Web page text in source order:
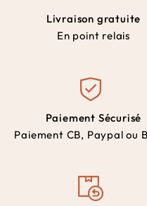
Livraison gratuite
En point relais
Paiement Sécurisé
Paiement CB, Paypal ou